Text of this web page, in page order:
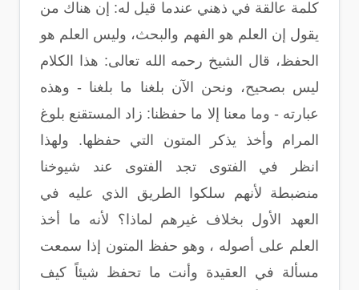
كلمة عالقة في ذهني عندما قيل له: إن هناك من
يقول إن العلم هو الفهم والبحث، وليس العلم هو
الحفظ، قال الشيخ رحمه الله تعالى: هذا الكلام
ليس بصحيح، ونحن الآن بلغنا ما بلغنا - وهذه
عبارته - وما معنا إلا ما حفظنا: زاد المستقنع بلوغ
المرام وأخذ يذكر المتون التي حفظها. ولهذا
انظر في الفتوى تجد الفتوى عند شيوخنا
منضبطة لأنهم سلكوا الطريق الذي عليه في
العهد الأول بخلاف غيرهم لماذا؟ لأنه ما أخذ
العلم على أصوله ، وهو حفظ المتون إذا سمعت
مسألة في العقيدة وأنت ما تحفظ شيئاً كيف